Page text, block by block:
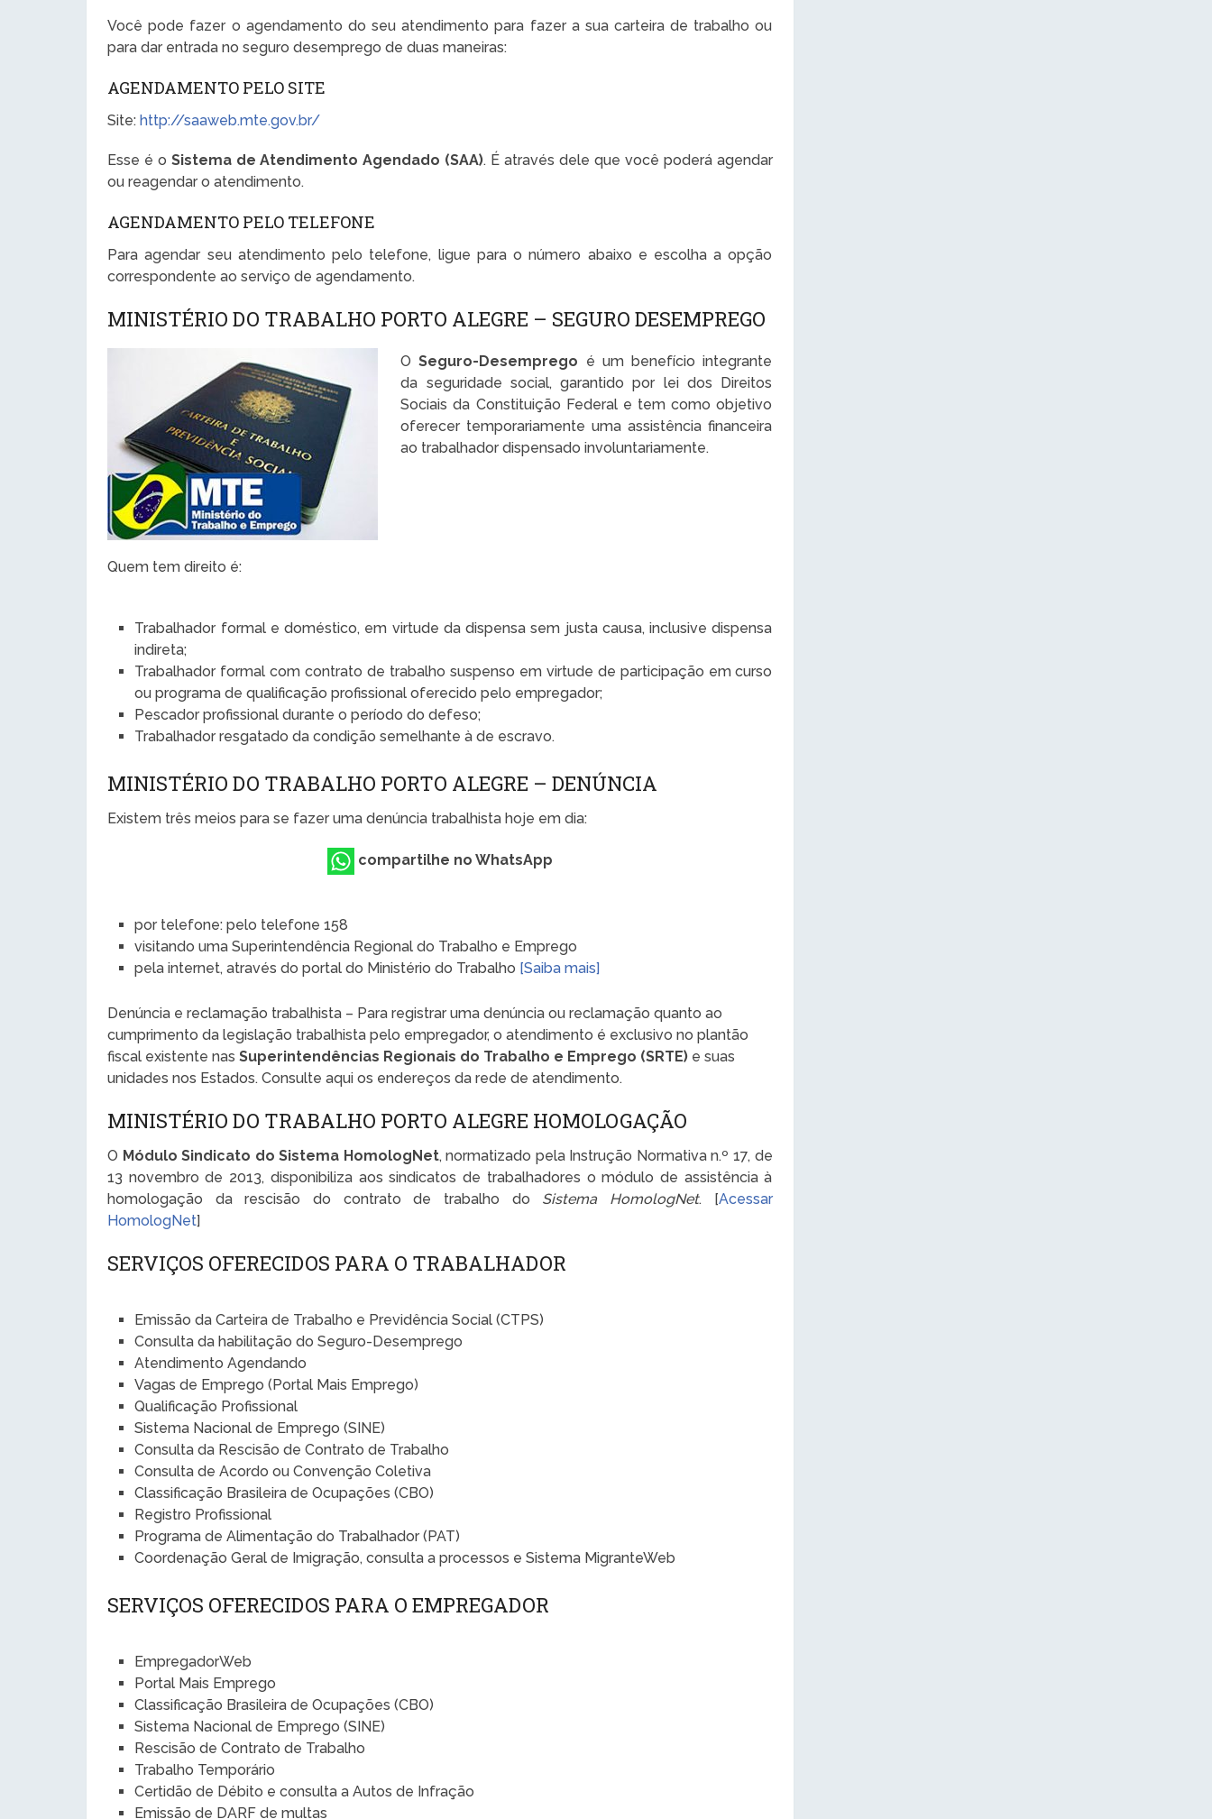
Você pode fazer o agendamento do seu atendimento para fazer a sua carteira de trabalho ou
para dar entrada no seguro desemprego de duas maneiras:
AGENDAMENTO PELO SITE
Site: http://saaweb.mte.gov.br/
Esse é o Sistema de Atendimento Agendado (SAA). É através dele que você poderá agendar
ou reagendar o atendimento.
AGENDAMENTO PELO TELEFONE
Para agendar seu atendimento pelo telefone, ligue para o número abaixo e escolha a opção
correspondente ao serviço de agendamento.
MINISTÉRIO DO TRABALHO PORTO ALEGRE – SEGURO DESEMPREGO
OSeguro-Desemprego é um benefício integrante
da seguridade social, garantido por lei dos Direitos
Sociais da Constituição Federal e tem como objetivo
oferecer temporariamente uma assistência financeira
ao trabalhador dispensado involuntariamente.
Quem tem direito é:
Trabalhador formal e doméstico, em virtude da dispensa sem justa causa, inclusive dispensa
indireta;
Trabalhador formal com contrato de trabalho suspenso em virtude de participação em curso
ou programa de qualificação profissional oferecido pelo empregador;
Pescador profissional durante o período do defeso;
Trabalhador resgatado da condição semelhante à de escravo.
MINISTÉRIO DO TRABALHO PORTO ALEGRE – DENÚNCIA
Existem três meios para se fazer uma denúncia trabalhista hoje em dia:
compartilhe no WhatsApp
por telefone: pelo telefone 158
visitando uma Superintendência Regional do Trabalho e Emprego
pela internet, através do portal do Ministério do Trabalho [Saiba mais]
Denúncia e reclamação trabalhista – Para registrar uma denúncia ou reclamação quanto ao
cumprimento da legislação trabalhista pelo empregador, o atendimento é exclusivo no plantão
fiscal existente nasSuperintendências Regionais do Trabalho e Emprego (SRTE) e suas
unidades nos Estados. Consulte aqui os endereços da rede de atendimento.
MINISTÉRIO DO TRABALHO PORTO ALEGRE HOMOLOGAÇÃO
O Módulo Sindicato do Sistema HomologNet, normatizado pela Instrução Normativa n.º 17, de
13 novembro de 2013, disponibiliza aos sindicatos de trabalhadores o módulo de assistência à
homologação da rescisão do contrato de trabalho do Sistema HomologNet. [Acessar
HomologNet]
SERVIÇOS OFERECIDOS PARA O TRABALHADOR
Emissão da Carteira de Trabalho e Previdência Social (CTPS)
Consulta da habilitação do Seguro-Desemprego
Atendimento Agendando
Vagas de Emprego (Portal Mais Emprego)
Qualificação Profissional
Sistema Nacional de Emprego (SINE)
Consulta da Rescisão de Contrato de Trabalho
Consulta de Acordo ou Convenção Coletiva
Classificação Brasileira de Ocupações (CBO)
Registro Profissional
Programa de Alimentação do Trabalhador (PAT)
Coordenação Geral de Imigração, consulta a processos e Sistema MigranteWeb
SERVIÇOS OFERECIDOS PARA O EMPREGADOR
EmpregadorWeb
Portal Mais Emprego
Classificação Brasileira de Ocupações (CBO)
Sistema Nacional de Emprego (SINE)
Rescisão de Contrato de Trabalho
Trabalho Temporário
Certidão de Débito e consulta a Autos de Infração
Emissão de DARF de multas